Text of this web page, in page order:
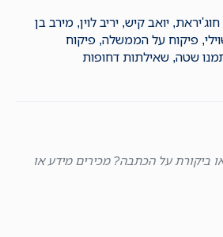
, יואב קיש, יריב לוין, מירב בן
, פיקוח על הממשלה, פיקוח
שטה, שאילתות דחופות
ביקורת על הכתבה? מכירים מידע או